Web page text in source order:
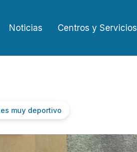
Noticias Centros y Servicios
muy deportivo